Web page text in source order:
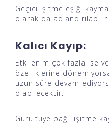
Geçici işitme eşiği
olarak da adlandırılabilir.
Kalıcı Kayıp:
Etkilenim çok fazla ise
özelliklerine
uzun süre devam
olabilecektir.
Gürültüye bağlı işitme